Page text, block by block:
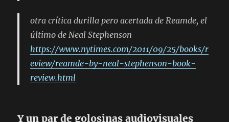
otra crítica durilla pero acertada de Reamde, el
último de Neal Stephenson
https://www.nytimes.com/2011/09/25/books/r
eview/reamde-by-neal-stephenson-book-
review.html
Y un par de golosinas audiovisuales